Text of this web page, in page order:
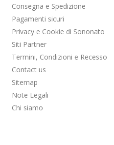
Consegna e Spedizione
Pagamenti sicuri
Privacy e Cookie di Sononato
Siti Partner
Termini, Condizioni e Recesso
Contact us
Sitemap
Note Legali
Chi siamo